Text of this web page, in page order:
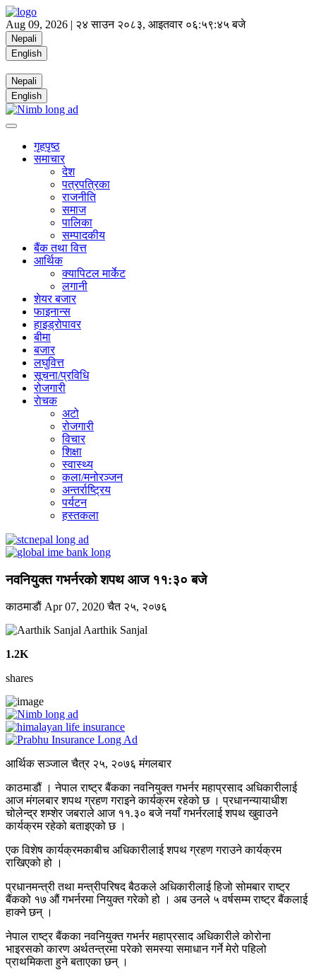
Aug 09, 2026 | २४ साउन २०८३, आइतवार ०६:५९:४५ बजे
Nepali
English
Nepali
English
गृहपृष्ठ
समाचार
देश
पत्रपत्रिका
राजनीति
समाज
पालिका
सम्पादकीय
बैंक तथा वित्त
आर्थिक
क्यापिटल मार्केट
लगानी
शेयर बजार
फाइनान्स
हाइड्रोपावर
बीमा
बजार
लघुवित्त
सूचना/प्रविधि
रोजगारी
राेचक
अटो
रोजगारी
विचार
शिक्षा
स्वास्थ्य
कला/मनोरञ्जन
अन्तर्राष्ट्रिय
पर्यटन
हस्तकला
नवनियुक्त गभर्नरको शपथ आज ११:३० बजे
काठमाडाैं Apr 07, 2020चैत २५, २०७६
Aarthik Sanjal
1.2K
shares
आर्थिक सञ्जाल चैत्र २५, २०७६ मंगलबार
काठमाडौं । नेपाल राष्ट्र बैंकका नवनियुक्त गभर्नर महाप्रसाद अधिकारीलाई
आज मंगलबार शपथ ग्रहण गराइने कार्यक्रम रहेको छ । प्रधानन्यायाधीश
चोलेन्द्र शम्शेर जबराले आज ११.३० बजे नयाँ गभर्नरलाई शपथ खुवाउने
कार्यक्रम रहेको बताइएको छ ।
एक विशेष कार्यक्रमकाबीच अधिकारीलाई शपथ ग्रहण गराउने कार्यक्रम
राखिएको हो ।
प्रधानमन्त्री तथा मन्त्रीपरिषद बैठकले अधिकारीलाई हिजो सोमबार राष्ट्र
बैंकको १७ औं गभर्नरमा नियुक्त गरेको हो । अब उनले ५ वर्षसम्म राष्ट्र बैंकलाई
हाक्ने छन् ।
नेपाल राष्ट्र बैंकका नवनियुक्त गभर्नर महाप्रसाद अधिकारीले कोरोना
भाइरसको कारण अर्थतन्त्रमा परेको समस्या समाधान गर्ने मेरो पहिलो
प्राथमिकता हुने बताएका छन् ।